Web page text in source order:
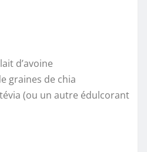
d’avoine
graines de chia
(ou un autre édulcorant